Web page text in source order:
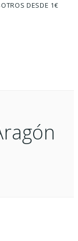
DESDE 1€